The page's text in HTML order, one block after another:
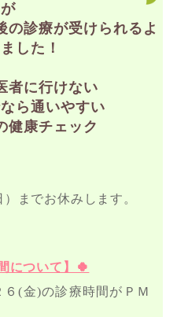
の診療が受けられるよ
した！
者に行けない
ら通いやすい
健康チェック
までお休みします。
について】🍀
(金)の診療時間がＰＭ